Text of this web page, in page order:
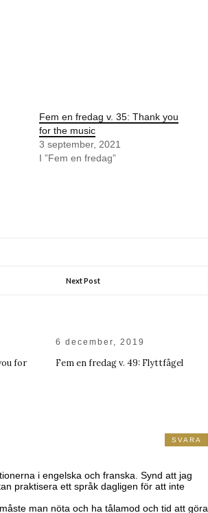
Fem en fredag v. 35: Thank you
for the music
3 september, 2021
I ”Fem en fredag”
Next Post
for
6 december, 2019
Fem en fredag v. 49: Flyttfågel
i engelska och franska. Synd att jag
praktisera ett språk dagligen för att inte
man nöta och ha tålamod och tid att göra
SVARA